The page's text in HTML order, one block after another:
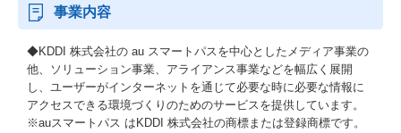
事業内容
◆KDDI 株式会社の au スマートパスを中心としたメディア事業の
他、ソリューション事業、アライアンス事業などを幅広く展開
し、ユーザーがインターネットを通じて必要な時に必要な情報に
アクセスできる環境づくりのためのサービスを提供しています。
※auスマートパス はKDDI 株式会社の商標または登録商標です。